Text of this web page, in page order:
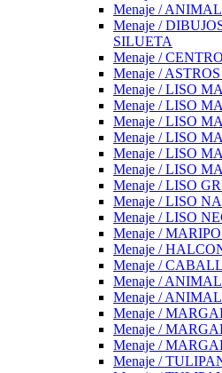
Menaje /
Menaje /
SILUETA
Menaje /
Menaje /
Menaje / LISO
Menaje / LISO
Menaje / LISO
Menaje / LISO
Menaje / LISO
Menaje / LISO
Menaje / LISO
Menaje / LISO
Menaje / LISO
Menaje /
Menaje /
Menaje /
Menaje /
Menaje /
Menaje /
Menaje /
Menaje /
Menaje /